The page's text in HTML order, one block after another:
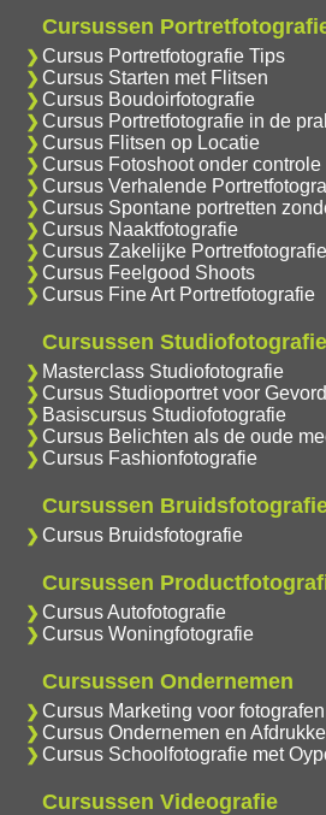
Cursussen
Cursus Portretfotografie Tips
Cursus Starten met Flitsen
Cursus Boudoirfotografie
Cursus Portretfotografie in de
Cursus Flitsen op Locatie
Cursus Fotoshoot onder controle
Cursus Verhalende
Cursus Spontane portretten
Cursus Naaktfotografie
Cursus Zakelijke Portretfotografie
Cursus Feelgood Shoots
Cursus Fine Art Portretfotografie
Cursussen Studiofotografie
Masterclass Studiofotografie
Cursus Studioportret voor
Basiscursus Studiofotografie
Cursus Belichten als de oude
Cursus Fashionfotografie
Cursussen
Cursus Bruidsfotografie
Cursussen
Cursus Autofotografie
Cursus Woningfotografie
Cursussen Ondernemen
Cursus Marketing voor fotografen
Cursus Ondernemen en
Cursus Schoolfotografie met
Cursussen Videografie